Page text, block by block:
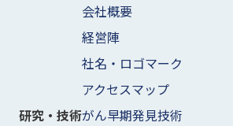
会社概要
経営陣
社名・ロゴマーク
アクセスマップ
研究・技術がん早期発見技術